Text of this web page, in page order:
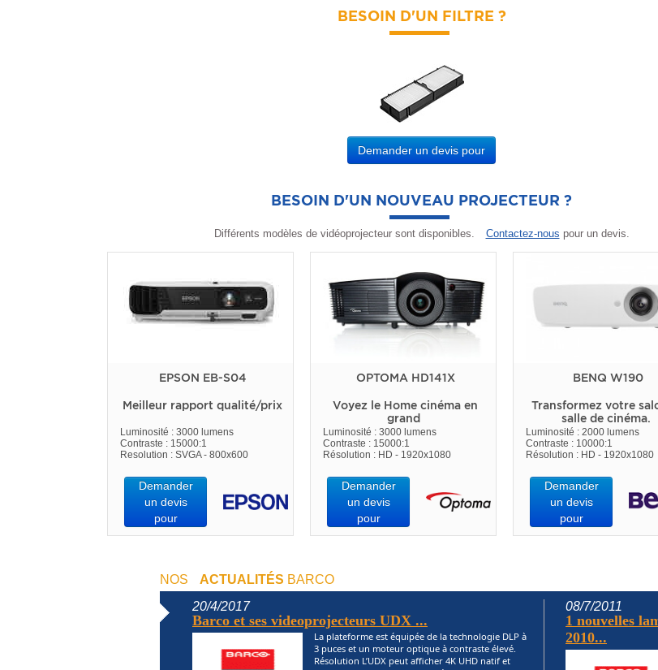
BESOIN D'UN FILTRE ?
Demander un devis pour
BESOIN D'UN NOUVEAU PROJECTEUR ?
Différents modèles de vidéoprojecteur sont disponibles. Contactez-nous pour un devis.
EPSON EB-S04
Meilleur rapport qualité/prix
Luminosité : 3000 lumens
Contraste : 15000:1
Resolution : SVGA - 800x600
Demander
un devis
pour
OPTOMA HD141X
Voyez le Home cinéma en
grand
Luminosité : 3000 lumens
Contraste : 15000:1
Résolution : HD - 1920x1080
Demander
un devis
pour
BENQ W190
Transformez votre
salle de cinéma.
Luminosité : 2000 lumens
Contraste : 10000:1
Résolution : HD - 1920x1080
Demander
un devis
pour
NOS ACTUALITÉS BARCO
20/4/2017
Barco et ses videoprojecteurs UDX ...
La plateforme est équipée de la technologie DLP à
3 puces et un moteur optique à contraste élevé.
Résolution L’UDX peut afficher 4K UHD natif et
08/7/2011
1 nouvelles
2010...